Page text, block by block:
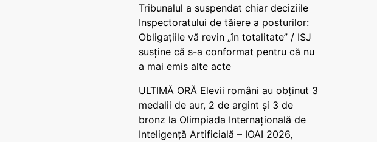
Tribunalul a suspendat chiar deciziile
Inspectoratului de tăiere a posturilor:
Obligațiile vă revin „în totalitate” / ISJ
susține că s-a conformat pentru că nu
a mai emis alte acte
ULTIMĂ ORĂ Elevii români au obținut 3
medalii de aur, 2 de argint și 3 de
bronz la Olimpiada Internațională de
Inteligență Artificială – IOAI 2026,